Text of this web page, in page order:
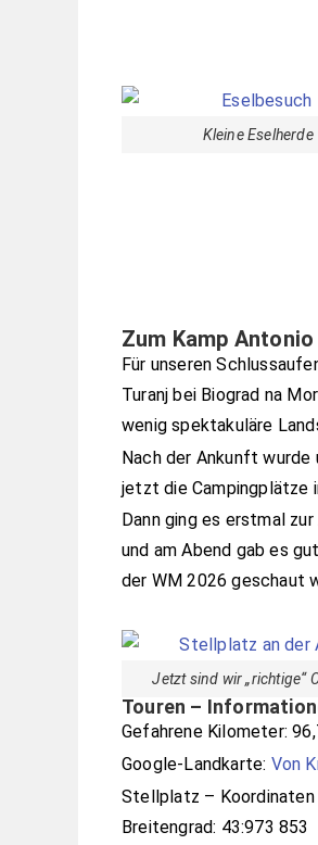
Kleine Eselherde
Zum Kamp Antonio
Für unseren
Turanj bei Biograd na
wenig spektakuläre
Nach der Ankunft
jetzt die Campingplätze
Dann ging es erstmal
und am Abend gab es
der WM 2026 geschaut
Jetzt sind wir „richtige“
Touren –
Gefahrene Kilometer:
Google-Landkarte: Von
Stellplatz – Koordinaten
Breitengrad: 43:973 853